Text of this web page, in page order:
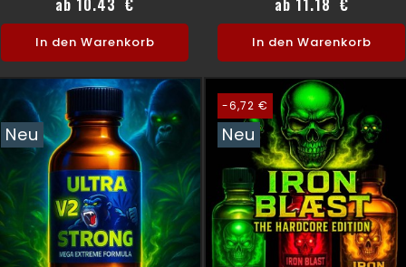
ab 10.43 €
In den Warenkorb
ab 11.18 €
In den Warenkorb
Neu
-6,72 €
Neu